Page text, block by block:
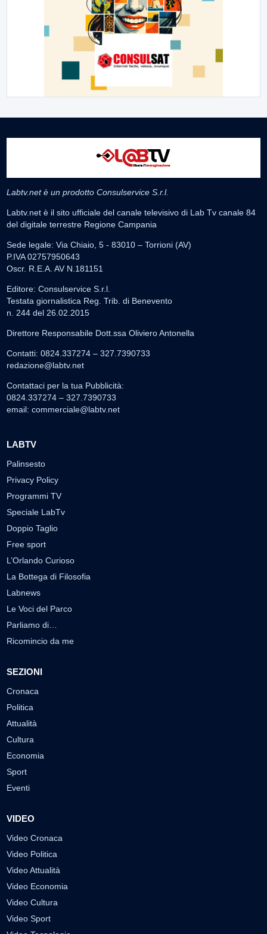
Labtv.net è un prodotto Consulservice S.r.l.
Labtv.net è il sito ufficiale del canale televisivo di Lab Tv canale 84
del digitale terrestre Regione Campania
Sede legale: Via Chiaio, 5 - 83010 – Torrioni (AV)
P.IVA 02757950643
Oscr. R.E.A. AV N.181151
Editore: Consulservice S.r.l.
Testata giornalistica Reg. Trib. di Benevento
n. 244 del 26.02.2015
Direttore Responsabile Dott.ssa Oliviero Antonella
Contatti: 0824.337274 – 327.7390733
redazione@labtv.net
Contattaci per la tua Pubblicità:
0824.337274 – 327.7390733
email: commerciale@labtv.net
LABTV
Palinsesto
Privacy Policy
Programmi TV
Speciale LabTv
Doppio Taglio
Free sport
L’Orlando Curioso
La Bottega di Filosofia
Labnews
Le Voci del Parco
Parliamo di…
Ricomincio da me
SEZIONI
Cronaca
Politica
Attualità
Cultura
Economia
Sport
Eventi
VIDEO
Video Cronaca
Video Politica
Video Attualità
Video Economia
Video Cultura
Video Sport